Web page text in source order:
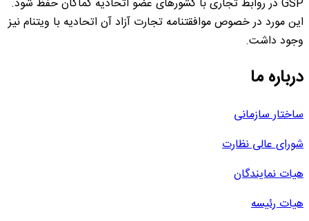
این مورد در خصوص موافقتنامه تجارت آزاد آن اتحادیه با ویتنام نیز
وجود داشت.
درباره ما
ساختار سازمانی
شورای عالی نظارت
هیات نمایندگان
هیات رئیسه